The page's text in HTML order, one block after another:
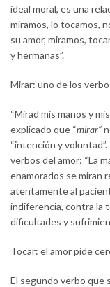
ideal moral, es una
miramos, lo tocamos,
su amor, miramos,
y hermanas”.
Mirar: uno de los
“Mirad mis manos y
explicado que “mirar”
“intención y
verbos del amor: “La
enamorados se miran
atentamente al
indiferencia, contra la
dificultades y
Tocar: el amor pide
El segundo verbo que